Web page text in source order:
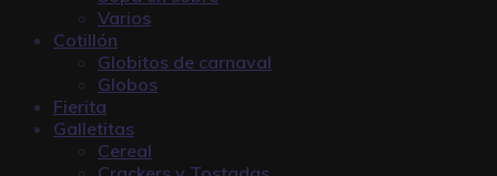
Varios
Cotillón
Globitos de carnaval
Globos
Fierita
Galletitas
Cereal